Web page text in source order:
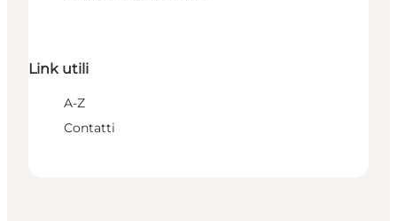
Link utili
A-Z
Contatti